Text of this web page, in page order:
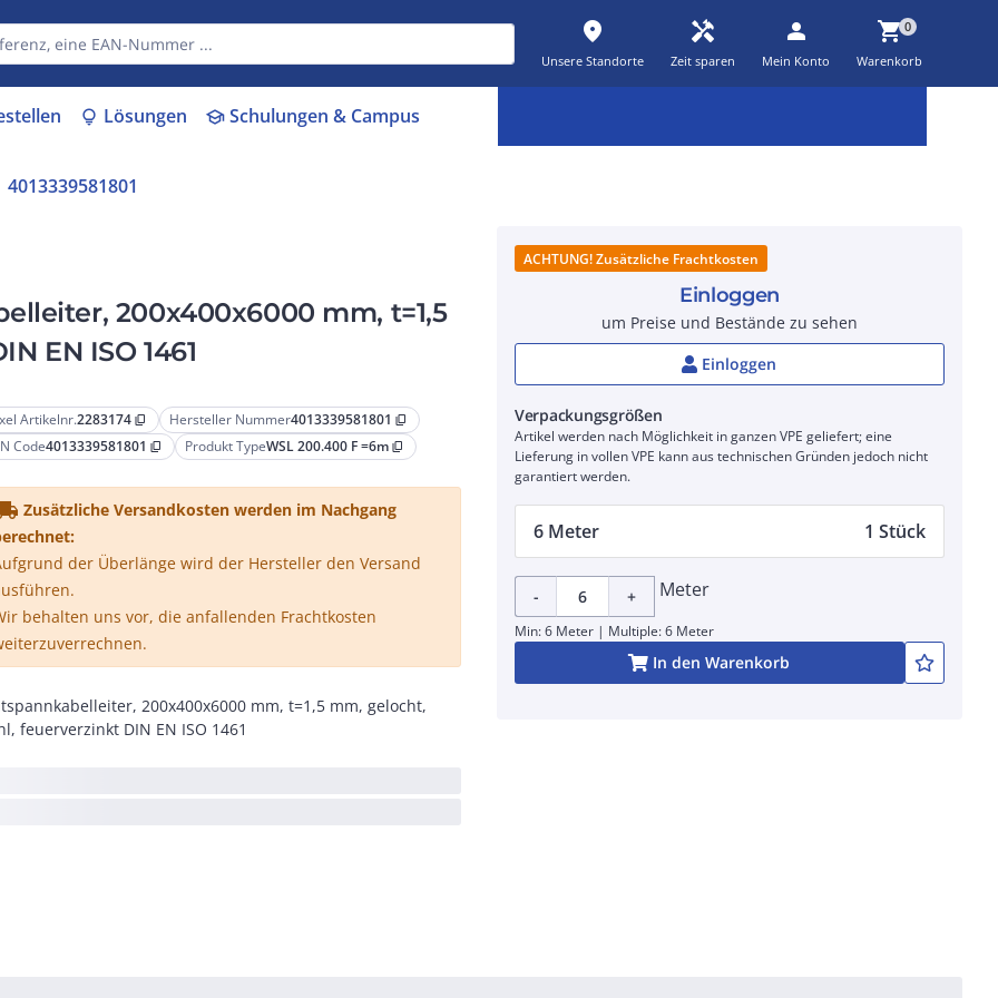
place
Unsere Standorte
handyman
Zeit sparen
person
Mein Konto
shopping_cart0
Warenkorb
lightbulb Lösungen schoolSchulungen & Campus
4013339581801
200x400x6000 mm, t=1,5
EN ISO 1461
Artikelnr.2283174 content_copy Hersteller Nummer4013339581801 content_copy
Code4013339581801 content_copy Produkt TypeWSL 200.400 F =6m content_copy
Zusätzliche Versandkosten werden im Nachgang
der Überlänge wird der Hersteller den Versand
behalten uns vor, die anfallenden Frachtkosten
200x400x6000 mm, t=1,5 mm, gelocht,
feuerverzinkt DIN EN ISO 1461
ACHTUNG! Zusätzliche Frachtkosten
Einloggen
um Preise und Bestände zu sehen
Einloggen
Verpackungsgrößen
Artikel werden nach Möglichkeit in ganzen VPE geliefert; eine
Lieferung in vollen VPE kann aus technischen Gründen jedoch nicht
garantiert werden.
6 Meter 1 Stück
- + Meter
Min: 6 Meter | Multiple: 6 Meter
In den Warenkorb